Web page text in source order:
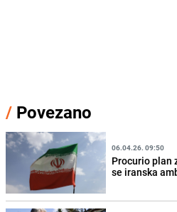
/ Povezano
06.04.26. 09:50
Procurio plan
se iranska